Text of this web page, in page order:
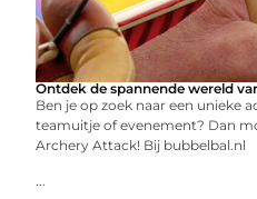
Ontdek de spannende wereld
Ben je op zoek naar een unieke
teamuitje of evenement? Dan
Archery Attack! Bij bubbelbal.nl
...